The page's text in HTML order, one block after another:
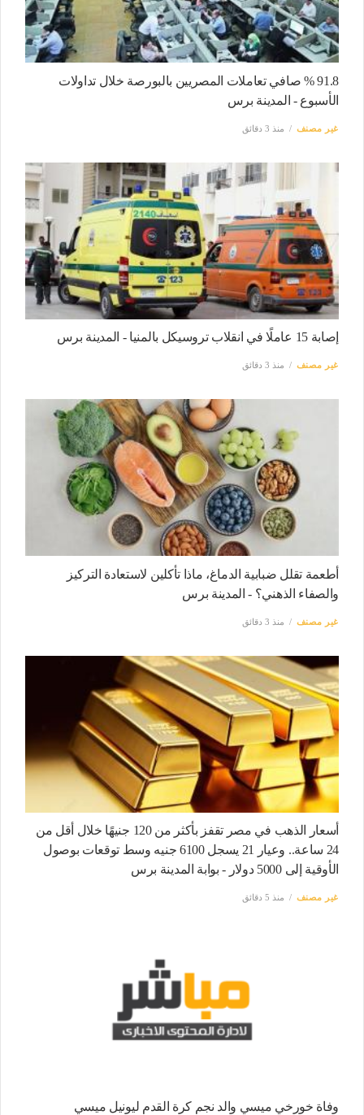
91.8 % صافي تعاملات المصريين بالبورصة خلال تداولات
الأسبوع - المدينة برس
غير مصنف منذ 3 دقائق
إصابة 15 عاملًا في انقلاب تروسيكل بالمنيا - المدينة برس
غير مصنف منذ 3 دقائق
أطعمة تقلل ضبابية الدماغ، ماذا تأكلين لاستعادة التركيز
والصفاء الذهني؟ - المدينة برس
غير مصنف منذ 3 دقائق
أسعار الذهب في مصر تقفز بأكثر من 120 جنيهًا خلال أقل من
24 ساعة.. وعيار 21 يسجل 6100 جنيه وسط توقعات بوصول
الأوقية إلى 5000 دولار - بوابة المدينة برس
غير مصنف منذ 5 دقائق
وفاة خورخي ميسي والد نجم كرة القدم ليونيل ميسي